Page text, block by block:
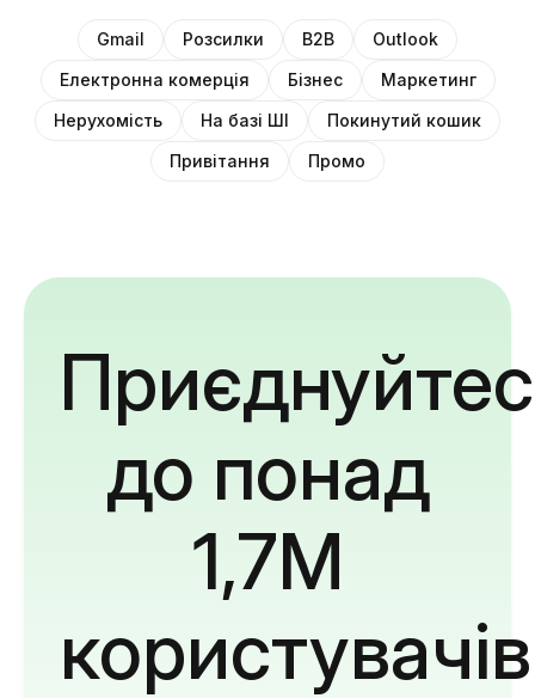
Gmail Розсилки B2B
Outlook
Електронна комерція
Бізнес
Маркетинг
Нерухомість
На базі ШІ
Покинутий кошик
Привітання
Промо
до понад
1,7M
користувачів